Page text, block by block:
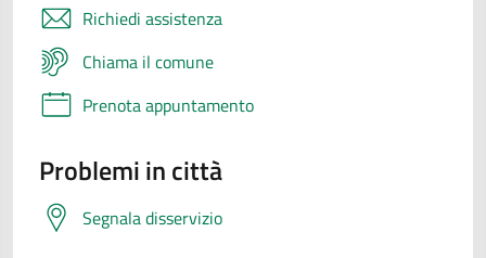
Richiedi assistenza
Chiama il comune
Prenota appuntamento
Problemi in città
Segnala disservizio